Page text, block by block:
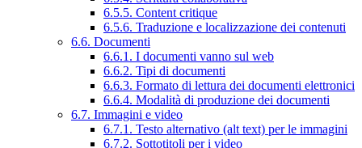
6.5.5. Content critique
6.5.6. Traduzione e localizzazione dei contenuti
6.6. Documenti
6.6.1. I documenti vanno sul web
6.6.2. Tipi di documenti
6.6.3. Formato di lettura dei documenti elettronici
6.6.4. Modalità di produzione dei documenti
6.7. Immagini e video
6.7.1. Testo alternativo (alt text) per le immagini
6.7.2. Sottotitoli per i video